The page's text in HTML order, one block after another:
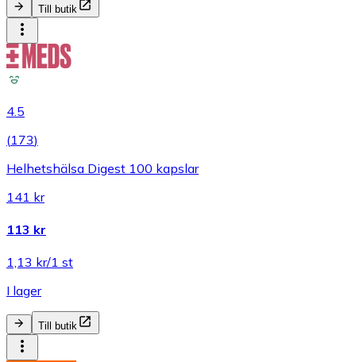
Till butik
4.5
(173)
Helhetshälsa Digest 100 kapslar
141 kr
113 kr
1,13 kr/1 st
I lager
Till butik